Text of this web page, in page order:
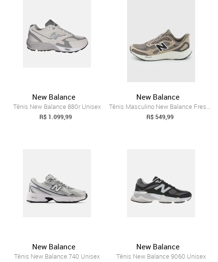
New Balance
Tênis New Balance 880r Unisex
R$ 1.099,99
New Balance
Tênis Masculino New Balance Fresh Foam A...
R$ 549,99
New Balance
Tênis New Balance 740 Unisex
New Balance
Tênis New Balance 9060 Unisex